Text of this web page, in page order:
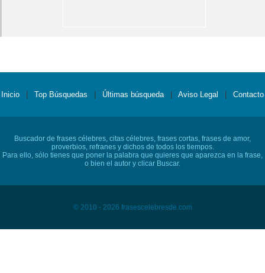
Inicio Top Búsquedas Últimas búsqueda Aviso Legal Contacto
Buscador de frases célebres, citas célebres, frases cortas, frases de amor,
proverbios, refranes y dichos de todos los tiempos.
Para ello, sólo tienes que poner la palabra que quieres que aparezca en la frase,
o bien el autor y clicar Buscar.
© 2010 - 2026 frasescelebresde.com